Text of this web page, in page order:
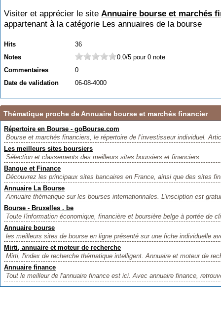
Visiter et apprécier le site Annuaire bourse et marchés
appartenant à la catégorie Les annuaires de la bourse
Hits
36
Notes
0.0/5 pour 0 note
Commentaires
0
Date de validation
06-08-4000
Thématique proche de Annuaire bourse et marchés financier
Répertoire en Bourse - goBourse.com
Bourse et marchés financiers, le répertoire de l’investisseur individuel.
Les meilleurs sites boursiers
Sélection et classements des meilleurs sites boursiers et financiers.
Banque et Finance
Découvrez les principaux sites bancaires en France, ainsi que des sites
Annuaire La Bourse
Annuaire thématique sur les bourses internationnales. L'insciption est
Bourse - Bruxelles . be
Toute l'information économique, financière et boursière belge à portée de
Annuaire bourse
les meilleurs sites de bourse en ligne présenté sur une fiche individuelle
Mirti, annuaire et moteur de recherche
Mirti, l'index de recherche thématique intelligent. Annuaire et moteur de
Annuaire finance
Tout le meilleur de l'annuaire finance est ici. Avec annuaire finance,